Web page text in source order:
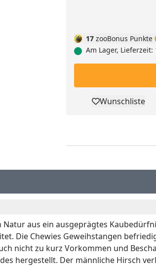
17 zooBonus Punkte
Am Lager,
Produkt
Wunschliste
aus ein ausgeprägtes
Die Chewies Geweihstangen
nicht zu kurz Vorkommen und
hergestellt. Der männliche Hirsch